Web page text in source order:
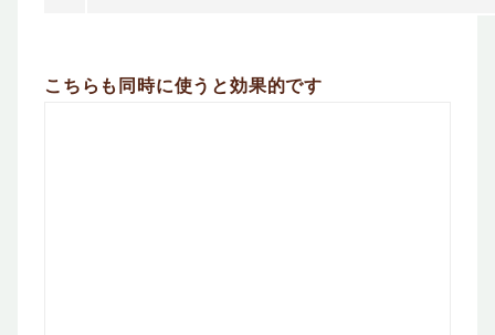
こちらも同時に使うと効果的です